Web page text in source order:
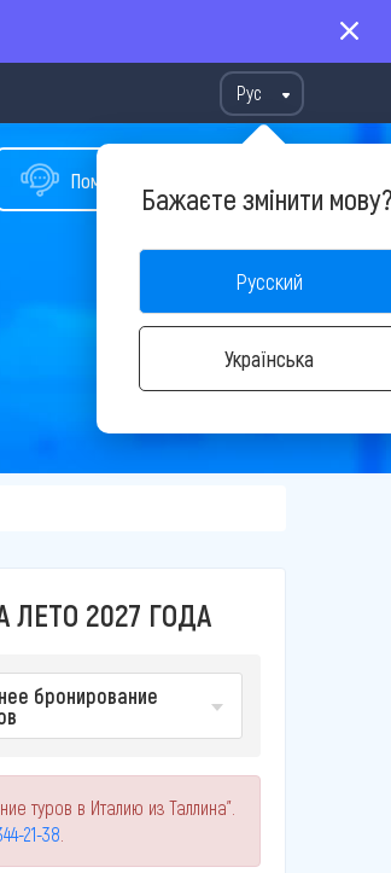
Рус
Бажаєте змінити
Русский
Українська
Помощь в подборе тура
2027 ГОДА
бронирование
туров в Италию из Таллина".
21-38